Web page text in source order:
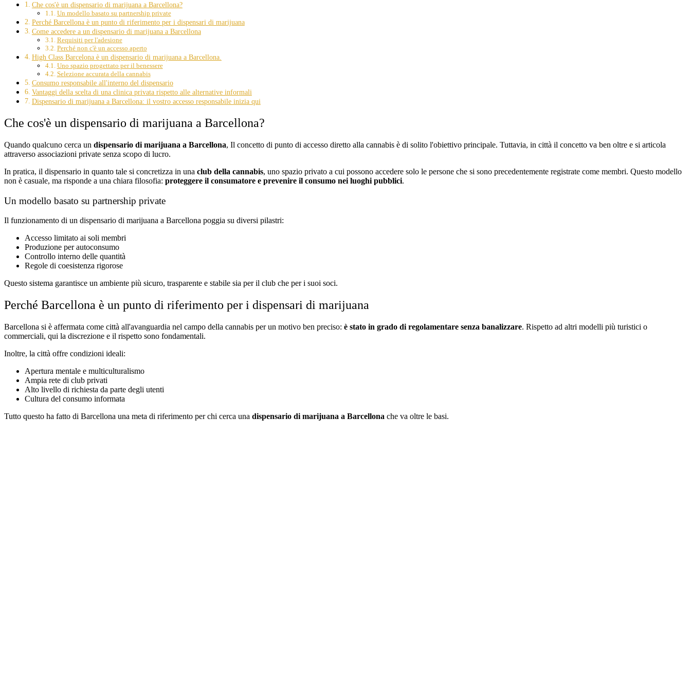
Che cos'è un dispensario di marijuana a Barcellona?
Un modello basato su partnership private
Perché Barcellona è un punto di riferimento per i dispensari di marijuana
Come accedere a un dispensario di marijuana a Barcellona
Requisiti per l'adesione
Perché non c'è un accesso aperto
High Class Barcelona è un dispensario di marijuana a Barcellona.
Uno spazio progettato per il benessere
Selezione accurata della cannabis
Consumo responsabile all'interno del dispensario
Vantaggi della scelta di una clinica privata rispetto alle alternative informali
Dispensario di marijuana a Barcellona: il vostro accesso responsabile inizia qui
Che cos'è un dispensario di marijuana a Barcellona?
Quando qualcuno cerca un dispensario di marijuana a Barcellona, Il concetto di punto di accesso diretto alla cannabis è di solito l'obiettivo principale. Tuttavia, in città il concetto va ben oltre e si articola
attraverso associazioni private senza scopo di lucro.
In pratica, il dispensario in quanto tale si concretizza in una club della cannabis, uno spazio privato a cui possono accedere solo le persone che si sono precedentemente registrate come membri. Questo modello
non è casuale, ma risponde a una chiara filosofia: proteggere il consumatore e prevenire il consumo nei luoghi pubblici.
Un modello basato su partnership private
Il funzionamento di un dispensario di marijuana a Barcellona poggia su diversi pilastri:
Accesso limitato ai soli membri
Produzione per autoconsumo
Controllo interno delle quantità
Regole di coesistenza rigorose
Questo sistema garantisce un ambiente più sicuro, trasparente e stabile sia per il club che per i suoi soci.
Perché Barcellona è un punto di riferimento per i dispensari di marijuana
Barcellona si è affermata come città all'avanguardia nel campo della cannabis per un motivo ben preciso: è stato in grado di regolamentare senza banalizzare. Rispetto ad altri modelli più turistici o
commerciali, qui la discrezione e il rispetto sono fondamentali.
Inoltre, la città offre condizioni ideali:
Apertura mentale e multiculturalismo
Ampia rete di club privati
Alto livello di richiesta da parte degli utenti
Cultura del consumo informata
Tutto questo ha fatto di Barcellona una meta di riferimento per chi cerca una dispensario di marijuana a Barcellona che va oltre le basi.